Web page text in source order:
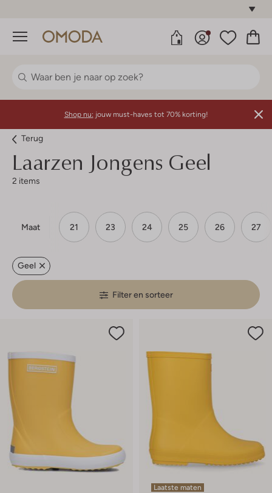
Menu
Shop nu: jouw must-haves tot 70% korting!
Terug
Laarzen Jongens Geel
2 items
Maat 21 23 24 25 26 27
Geel
Filter en sorteer
Laatste maten